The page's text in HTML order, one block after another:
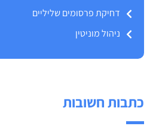
דחיקת פרסומים שליליים
ניהול מוניטין
כתבות חשובות